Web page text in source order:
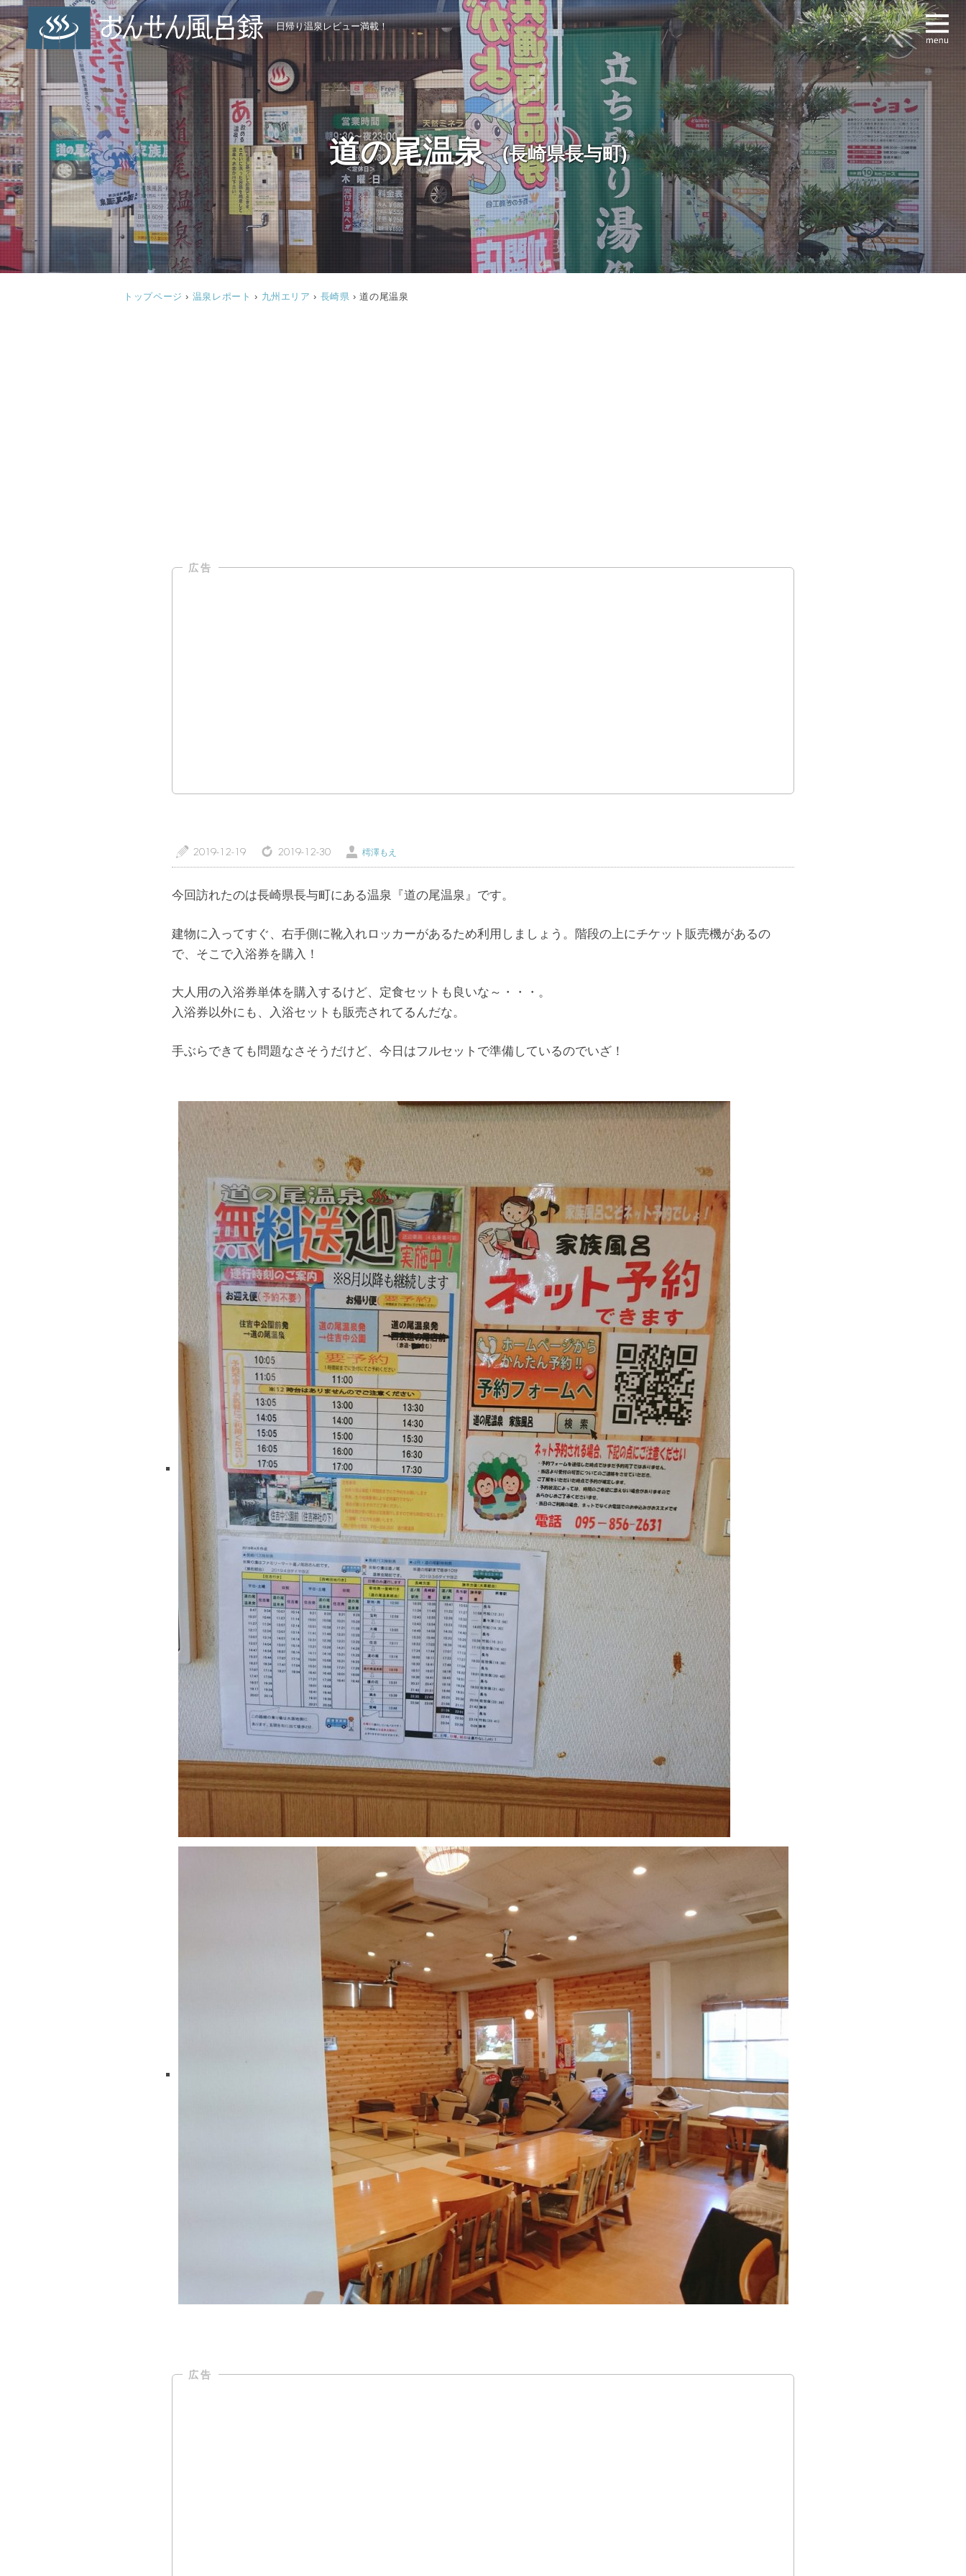
トップページ
日帰り温泉レビュー満載！
道の尾温泉 (長崎県長与町)
トップページ › 温泉レポート › 九州エリア › 長崎県 ›道の尾温泉
a 2019-12-19 z 2019-12-30 Ü 樗澤もえ
今回訪れたのは長崎県長与町にある温泉『道の尾温泉』です。
建物に入ってすぐ、右手側に靴入れロッカーがあるため利用しましょう。階段の上にチケット販売機があるの
で、そこで入浴券を購入！
大人用の入浴券単体を購入するけど、定食セットも良いな～・・・。
入浴券以外にも、入浴セットも販売されてるんだな。
手ぶらできても問題なさそうだけど、今日はフルセットで準備しているのでいざ！